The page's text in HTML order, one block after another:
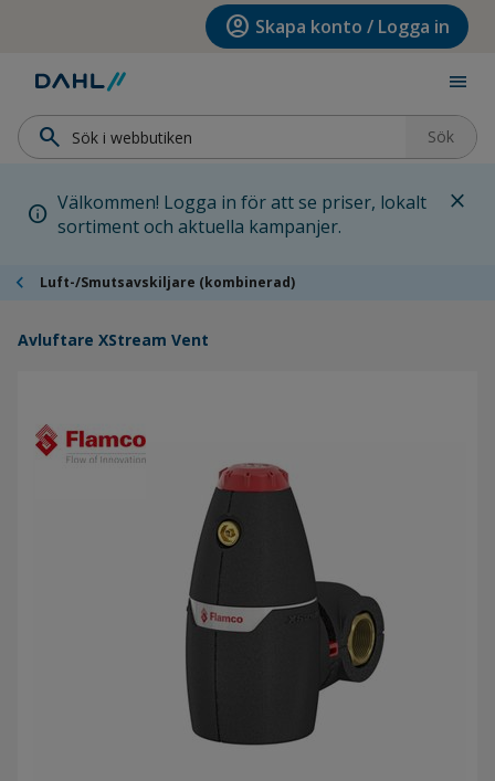
Hoppa till huvudinnehållet account_circle Skapa konto / Logga in
menu
search Sök
info Välkommen! Logga in för att se priser, lokalt
sortiment och aktuella kampanjer.
close
chevron_left Luft-/Smutsavskiljare (kombinerad)
Avluftare XStream Vent